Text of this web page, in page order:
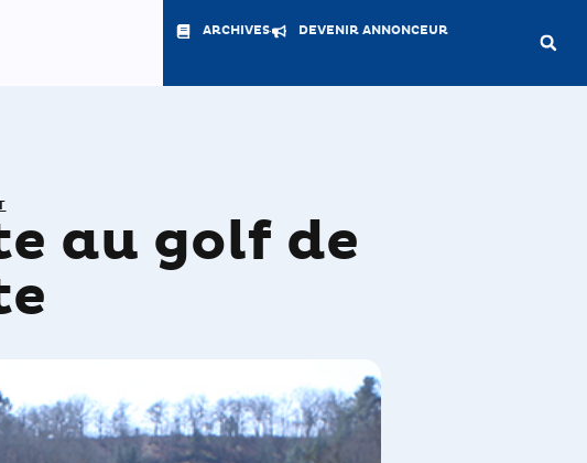
ARCHIVES DEVENIR ANNONCEUR
au golf de